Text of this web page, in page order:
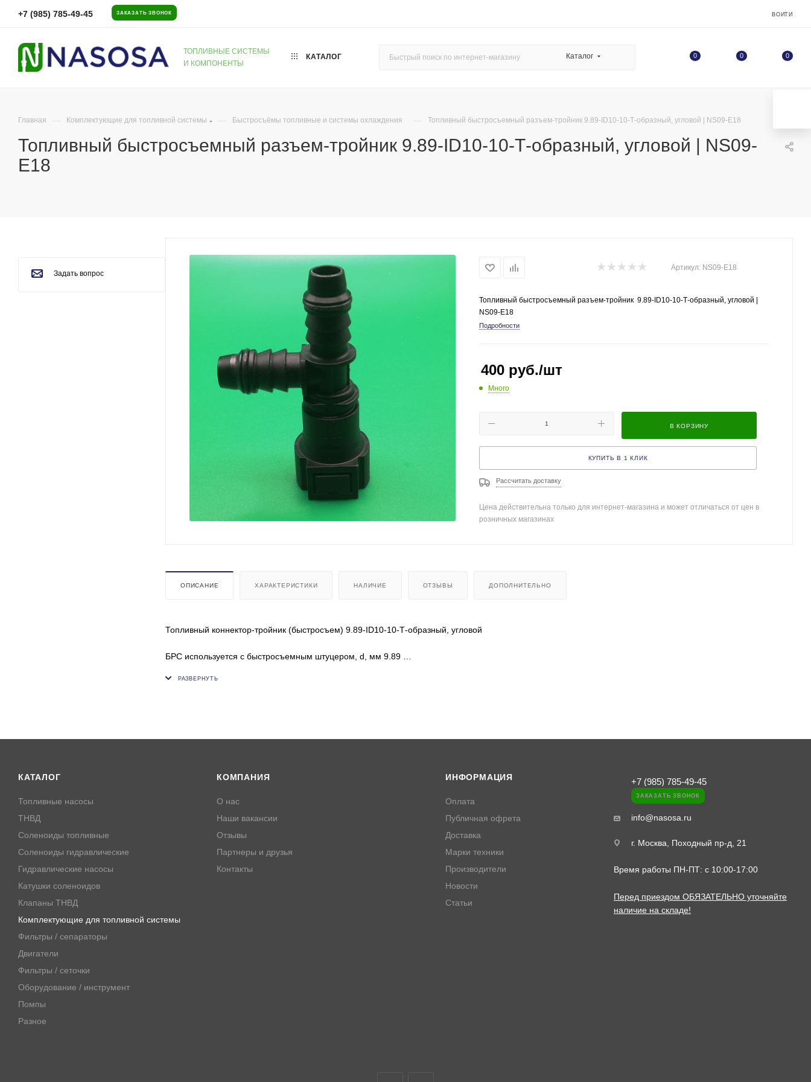
+7 (985) 785-49-45 ЗАКАЗАТЬ ЗВОНОК ВОЙТИ
ТОПЛИВНЫЕ СИСТЕМЫ
И КОМПОНЕНТЫ
КАТАЛОГ Каталог 0 0 0
Главная — Комплектующие для топливной системы — Быстросъёмы топливные и системы охлаждения — Топливный быстросъемный разъем-тройник 9.89-ID10-10-Т-образный, угловой | NS09-E18
Топливный быстросъемный разъем-тройник 9.89-ID10-10-Т-образный, угловой | NS09-
E18
Артикул: NS09-E18
Топливный быстросъемный разъем-тройник 9.89-ID10-10-Т-образный, угловой |
NS09-E18
Подробности
400 руб./шт
Много
В КОРЗИНУ
КУПИТЬ В 1 КЛИК
Рассчитать доставку
Цена действительна только для интернет-магазина и может отличаться от цен в
розничных магазинах
ОПИСАНИЕ ХАРАКТЕРИСТИКИ НАЛИЧИЕ ОТЗЫВЫ ДОПОЛНИТЕЛЬНО
Топливный коннектор-тройник (быстросъем) 9.89-ID10-10-Т-образный, угловой
БРС используется с быстросъемным штуцером, d, мм 9.89
Задать вопрос
КАТАЛОГ
Топливные насосы
ТНВД
Соленоиды топливные
Соленоиды гидравлические
Гидравлические насосы
Катушки соленоидов
Клапаны ТНВД
Комплектующие для топливной системы
Фильтры / сепараторы
Двигатели
Фильтры / сеточки
Оборудование / инструмент
Помпы
Разное
КОМПАНИЯ
О нас
Наши вакансии
Отзывы
Партнеры и друзья
Контакты
ИНФОРМАЦИЯ
Оплата
Публичная офрета
Доставка
Марки техники
Производители
Новости
Статьи
+7 (985) 785-49-45
ЗАКАЗАТЬ ЗВОНОК
info@nasosa.ru
г. Москва, Походный пр-д, 21
Время работы ПН-ПТ: с 10:00-17:00
Перед приездом ОБЯЗАТЕЛЬНО уточняйте
наличие на складе!